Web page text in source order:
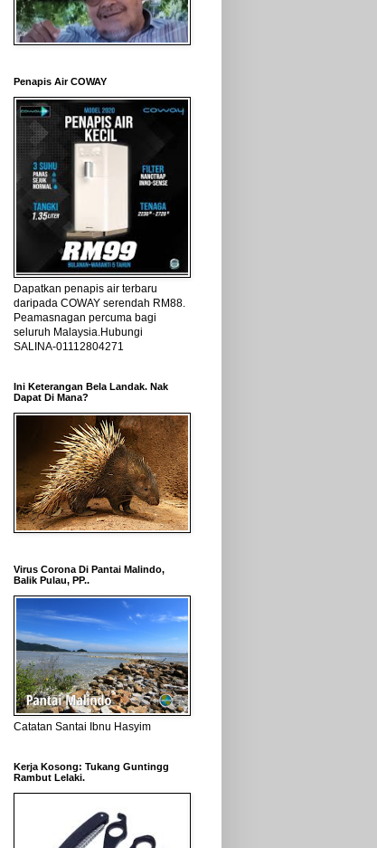
Penapis Air COWAY
Dapatkan penapis air terbaru
daripada COWAY serendah RM88.
Peamasnagan percuma bagi
seluruh Malaysia.Hubungi
SALINA-01112804271
Ini Keterangan Bela Landak. Nak
Dapat Di Mana?
Virus Corona Di Pantai Malindo,
Balik Pulau, PP..
Catatan Santai Ibnu Hasyim
Kerja Kosong: Tukang Guntingg
Rambut Lelaki.